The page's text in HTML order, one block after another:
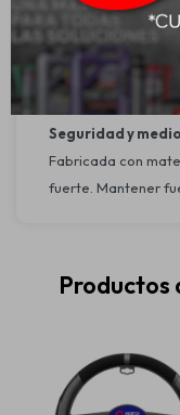
Especificaciones
Medidas: Φ 38 cm
Instalación:
Seguridad y
Fabricada con
fuerte. Mantener
Productos